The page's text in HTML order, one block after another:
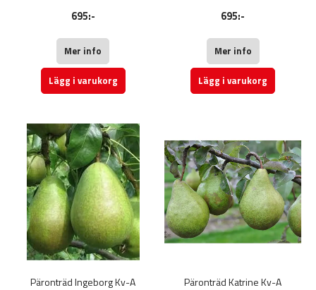
Päron Concorde har ett fint,
med en söt smak. Kortare
lagringstid. Fruktträd
695:-
Mer info
Lägg i varukorg
Päron Fritjof har ett fint, fast och
smak. Kan lagras kylt till januari.
Fruktträd
695:-
Mer info
Lägg i varukorg
Päronträd Ingeborg Kv-A Päronträd Katrine Kv-A